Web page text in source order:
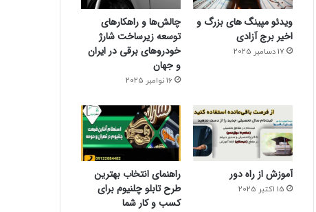
ویدئو مپینگ های بزرگ و
اخیر برج آزادی
17 دسامبر 2025
چالش‌ها و راهکارهای
توسعه زیرساخت شارژ
خودروهای برقی در ایران
و جهان
16 نوامبر 2025
آموزش از راه دور
15 اکتبر 2025
راهنمای انتخاب بهترین
طرح تابلو چلنیوم برای
کسب و کار شما